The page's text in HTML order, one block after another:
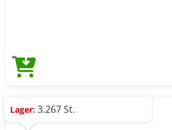
Lager: 3.267 St.